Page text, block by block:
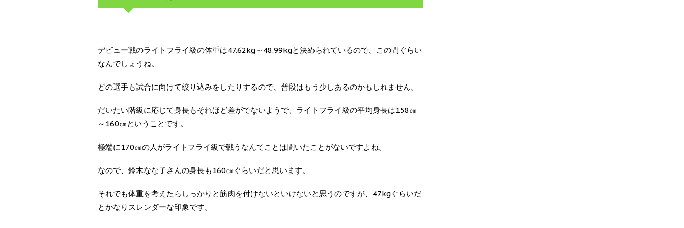
デビュー戦のライトフライ級の体重は47.62kg～48.99kgと決められているので、この間ぐらい
なんでしょうね。
どの選手も試合に向けて絞り込みをしたりするので、普段はもう少しあるのかもしれません。
だいたい階級に応じて身長もそれほど差がでないようで、ライトフライ級の平均身長は158㎝
～160㎝ということです。
極端に170㎝の人がライトフライ級で戦うなんてことは聞いたことがないですよね。
なので、鈴木なな子さんの身長も160㎝ぐらいだと思います。
それでも体重を考えたらしっかりと筋肉を付けないといけないと思うのですが、47kgぐらいだ
とかなりスレンダーな印象です。